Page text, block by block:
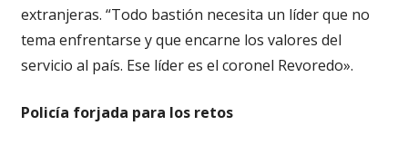
extranjeras. “Todo bastión necesita un líder que no
tema enfrentarse y que encarne los valores del
servicio al país. Ese líder es el coronel Revoredo».
Policía forjada para los retos